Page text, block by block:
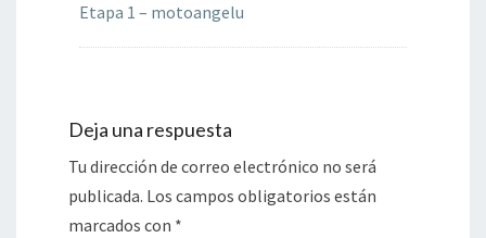
Etapa 1 – motoangelu
Deja una respuesta
Tu dirección de correo electrónico no será
publicada. Los campos obligatorios están
marcados con *